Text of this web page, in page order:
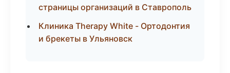
страницы организаций в Ставрополь
Клиника Therapy White - Ортодонтия
и брекеты в Ульяновск